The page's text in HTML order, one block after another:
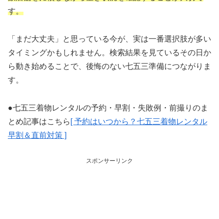
す。
「まだ大丈夫」と思っている今が、実は一番選択肢が多い
タイミングかもしれません。検索結果を見ているその日か
ら動き始めることで、後悔のない七五三準備につながりま
す。
●七五三着物レンタルの予約・早割・失敗例・前撮りのま
とめ記事はこちら [ 予約はいつから？七五三着物レンタル
早割＆直前対策 ]
スポンサーリンク